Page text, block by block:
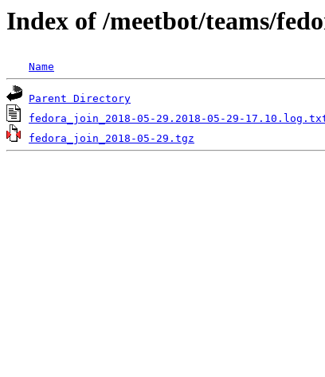
Index of /meetbot/teams/
Name
Parent Directory
fedora_join_2018-05-29.2018-05-29-
fedora_join_2018-05-29.tgz